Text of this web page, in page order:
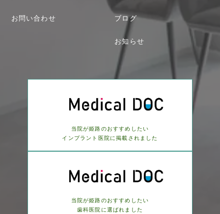
お問い合わせ ブログ
お知らせ
当院が姫路のおすすめしたい
インプラント医院に掲載されました
当院が姫路のおすすめしたい
歯科医院に選ばれました